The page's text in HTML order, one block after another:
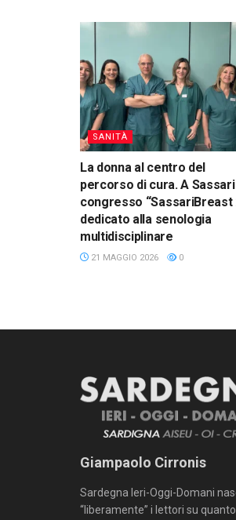
SANITÀ
La donna al centro del
percorso di cura. A
congresso “SassariBreast
dedicato alla senologia
multidisciplinare
21 MAGGIO 2026 0
Giampaolo Cirronis
Sardegna Ieri-Oggi-Domani
“liberamente” i lettori su